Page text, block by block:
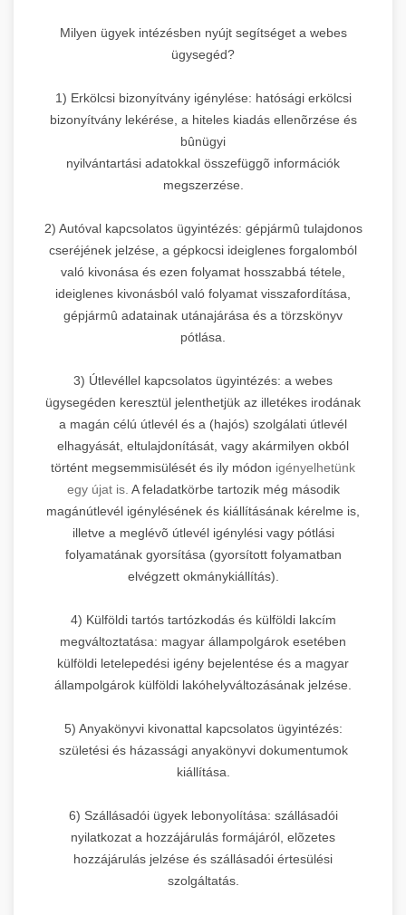
Milyen ügyek intézésben nyújt segítséget a webes
ügysegéd?
1) Erkölcsi bizonyítvány igénylése: hatósági erkölcsi
bizonyítvány lekérése, a hiteles kiadás ellenõrzése és
bûnügyi
nyilvántartási adatokkal összefüggõ információk
megszerzése.
2) Autóval kapcsolatos ügyintézés: gépjármû tulajdonos
cseréjének jelzése, a gépkocsi ideiglenes forgalomból
való kivonása és ezen folyamat hosszabbá tétele,
ideiglenes kivonásból való folyamat visszafordítása,
gépjármû adatainak utánajárása és a törzskönyv
pótlása.
3) Útlevéllel kapcsolatos ügyintézés: a webes
ügysegéden keresztül jelenthetjük az illetékes irodának
a magán célú útlevél és a (hajós) szolgálati útlevél
elhagyását, eltulajdonítását, vagy akármilyen okból
történt megsemmisülését és ily módon igényelhetünk
egy újat is. A feladatkörbe tartozik még második
magánútlevél igénylésének és kiállításának kérelme is,
illetve a meglévõ útlevél igénylési vagy pótlási
folyamatának gyorsítása (gyorsított folyamatban
elvégzett okmánykiállítás).
4) Külföldi tartós tartózkodás és külföldi lakcím
megváltoztatása: magyar állampolgárok esetében
külföldi letelepedési igény bejelentése és a magyar
állampolgárok külföldi lakóhelyváltozásának jelzése.
5) Anyakönyvi kivonattal kapcsolatos ügyintézés:
születési és házassági anyakönyvi dokumentumok
kiállítása.
6) Szállásadói ügyek lebonyolítása: szállásadói
nyilatkozat a hozzájárulás formájáról, elõzetes
hozzájárulás jelzése és szállásadói értesülési
szolgáltatás.